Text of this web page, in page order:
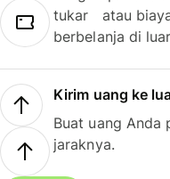
tukar atau
berbelanja di
Kirim uang ke
Buat uang Anda
jaraknya.